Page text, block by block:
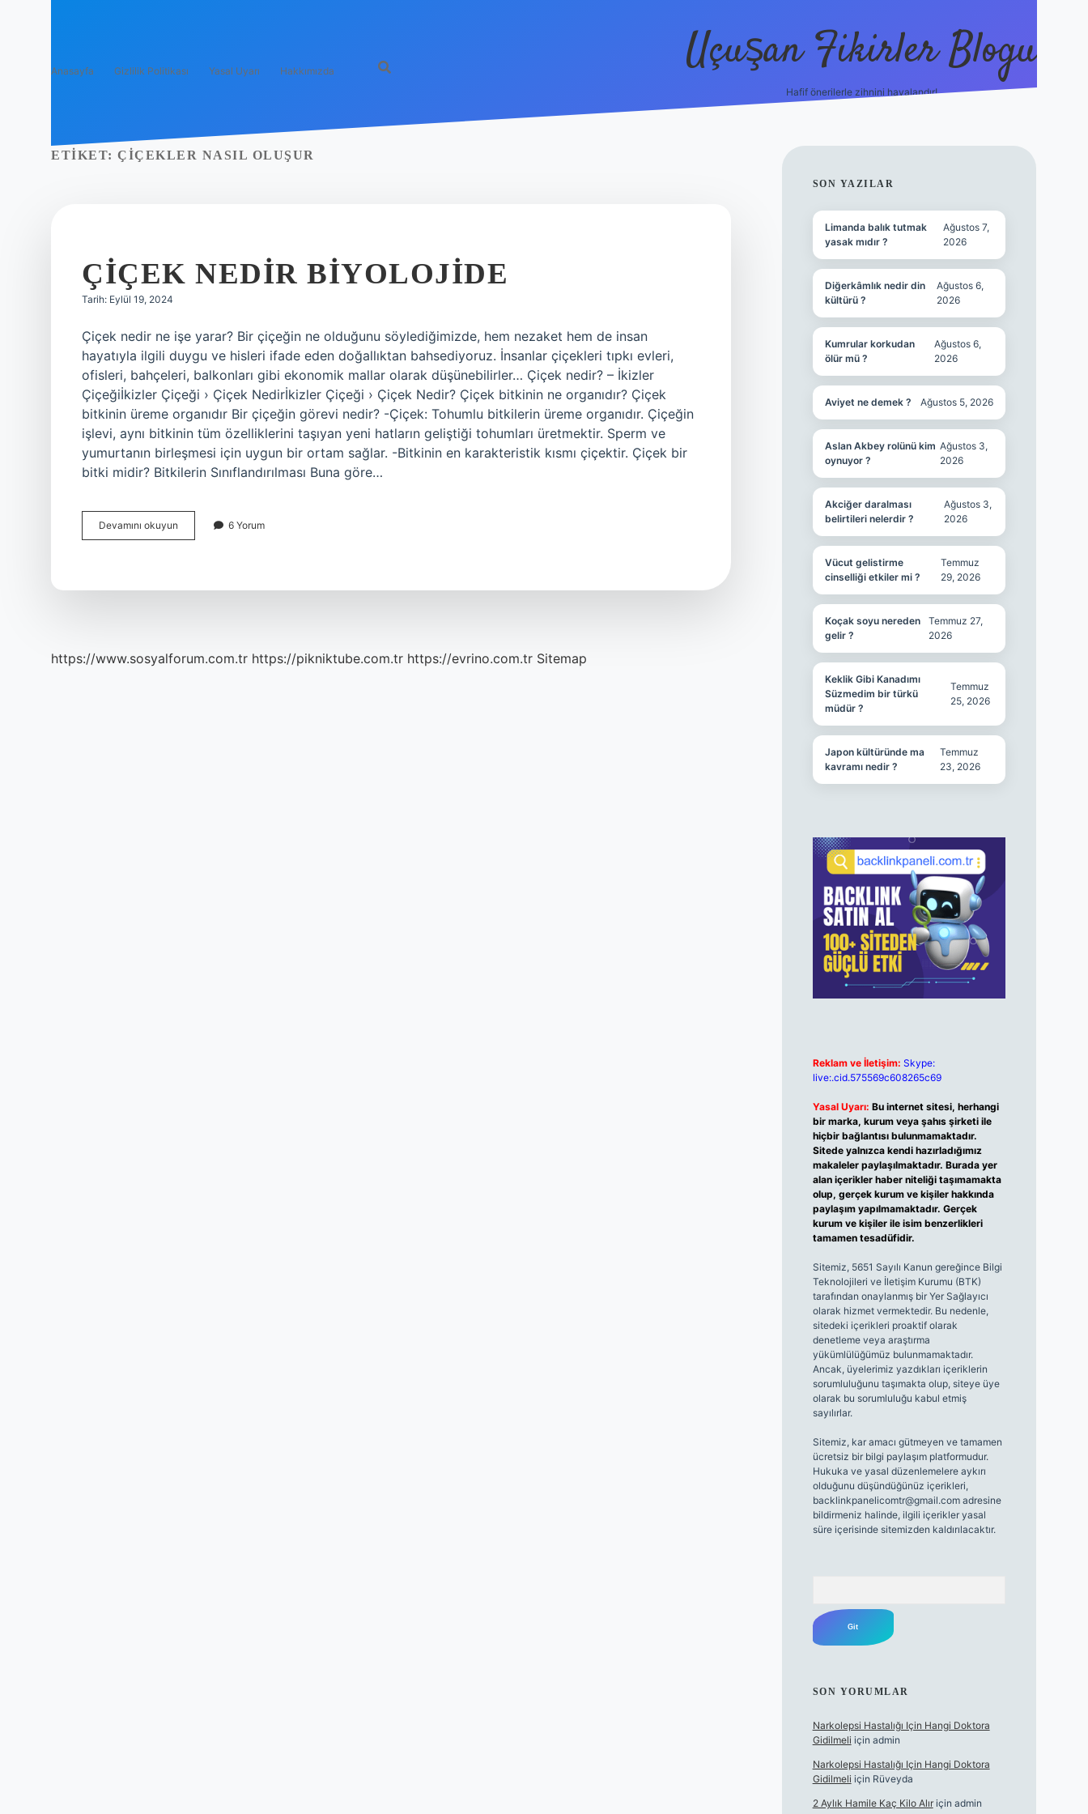
Anasayfa Gizlilik Politikası Yasal Uyarı Hakkımızda Uçuşan Fikirler Blogu
Hafif önerilerle zihnini havalandır!
ETIKET: ÇIÇEKLER NASIL OLUŞUR
ÇIÇEK NEDIR BIYOLOJIDE
Tarih: Eylül 19, 2024
Çiçek nedir ne işe yarar? Bir çiçeğin ne olduğunu söylediğimizde, hem nezaket hem de insan
hayatıyla ilgili duygu ve hisleri ifade eden doğallıktan bahsediyoruz. İnsanlar çiçekleri tıpkı evleri,
ofisleri, bahçeleri, balkonları gibi ekonomik mallar olarak düşünebilirler… Çiçek nedir? – İkizler
Çiçeğiİkizler Çiçeği › Çiçek Nedirİkizler Çiçeği › Çiçek Nedir? Çiçek bitkinin ne organıdır? Çiçek
bitkinin üreme organıdır Bir çiçeğin görevi nedir? -Çiçek: Tohumlu bitkilerin üreme organıdır. Çiçeğin
işlevi, aynı bitkinin tüm özelliklerini taşıyan yeni hatların geliştiği tohumları üretmektir. Sperm ve
yumurtanın birleşmesi için uygun bir ortam sağlar. -Bitkinin en karakteristik kısmı çiçektir. Çiçek bir
bitki midir? Bitkilerin Sınıflandırılması Buna göre…
Devamını okuyun
Nedir
6 Yorum
https://www.sosyalforum.com.tr https://pikniktube.com.tr https://evrino.com.tr Sitemap
SIDEBAR
SON YAZILAR
Limanda balık tutmak
yasak mıdır ?
Ağustos 7,
2026
Diğerkâmlık nedir din
kültürü ?
Ağustos 6,
2026
Kumrular korkudan
ölür mü ?
Ağustos 6,
2026
Aviyet ne demek ? Ağustos 5, 2026
Aslan Akbey rolünü kim
oynuyor ?
Ağustos 3,
2026
Akciğer daralması
belirtileri nelerdir ?
Ağustos 3,
2026
Vücut gelistirme
cinselliği etkiler mi ?
Temmuz
29, 2026
Koçak soyu nereden
gelir ?
Temmuz 27,
2026
Keklik Gibi Kanadımı
Süzmedim bir türkü
müdür ?
Temmuz
25, 2026
Japon kültüründe ma
kavramı nedir ?
Temmuz
23, 2026
Reklam ve İletişim: Skype:
live:.cid.575569c608265c69
Yasal Uyarı: Bu internet sitesi, herhangi
bir marka, kurum veya şahıs şirketi ile
hiçbir bağlantısı bulunmamaktadır.
Sitede yalnızca kendi hazırladığımız
makaleler paylaşılmaktadır. Burada yer
alan içerikler haber niteliği taşımamakta
olup, gerçek kurum ve kişiler hakkında
paylaşım yapılmamaktadır. Gerçek
kurum ve kişiler ile isim benzerlikleri
tamamen tesadüfidir.
Sitemiz, 5651 Sayılı Kanun gereğince Bilgi
Teknolojileri ve İletişim Kurumu (BTK)
tarafından onaylanmış bir Yer Sağlayıcı
olarak hizmet vermektedir. Bu nedenle,
sitedeki içerikleri proaktif olarak
denetleme veya araştırma
yükümlülüğümüz bulunmamaktadır.
Ancak, üyelerimiz yazdıkları içeriklerin
sorumluluğunu taşımakta olup, siteye üye
olarak bu sorumluluğu kabul etmiş
sayılırlar.
Sitemiz, kar amacı gütmeyen ve tamamen
ücretsiz bir bilgi paylaşım platformudur.
Hukuka ve yasal düzenlemelere aykırı
olduğunu düşündüğünüz içerikleri,
backlinkpanelicomtr@gmail.comadresine
bildirmeniz halinde, ilgili içerikler yasal
süre içerisinde sitemizden kaldırılacaktır.
SON YORUMLAR
Narkolepsi Hastalığı Için Hangi Doktora
Gidilmeli için admin
Narkolepsi Hastalığı Için Hangi Doktora
Gidilmeli için Rüveyda
2 Aylık Hamile Kaç Kilo Alıriçin admin
hiltonbet güncel giriş